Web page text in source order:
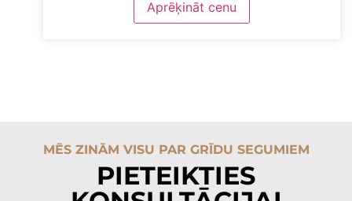
Aprēķināt cenu
MĒS ZINĀM VISU PAR GRĪDU SEGUMIEM
PIETEIKTIES